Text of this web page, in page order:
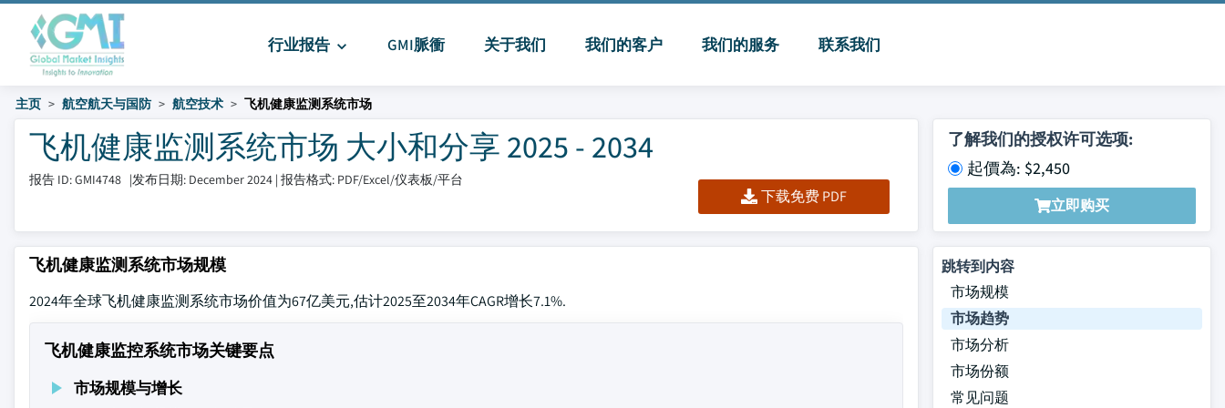
行业报告 GMI脈衝 关于我们 我们的客户 我们的服务 联系我们
主页 航空航天与国防 航空技术 飞机健康监测系统市场
飞机健康监测系统市场 大小和分享 2025 - 2034
报告 ID: GMI4748 |发布日期: December 2024 | 报告格式: PDF/Excel/仪表板/平台
下载免费 PDF
了解我们的授权许可选项:
起價為: $2,450
立即购买
飞机健康监测系统市场规模
2024年全球飞机健康监测系统市场价值为67亿美元,估计2025至2034年CAGR增长7.1%.
飞机健康监控系统市场关键要点
市场规模与增长
跳转到内容
市场规模
市场趋势
市场分析
市场份额
常见问题